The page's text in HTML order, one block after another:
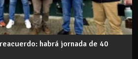
habrá jornada de 40